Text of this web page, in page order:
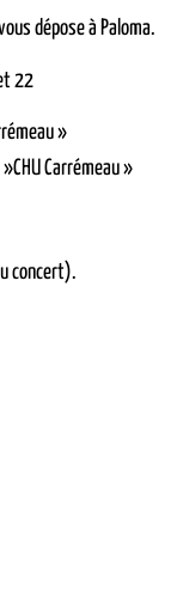
dépose à Paloma.
22
»
Carrémeau »
concert).